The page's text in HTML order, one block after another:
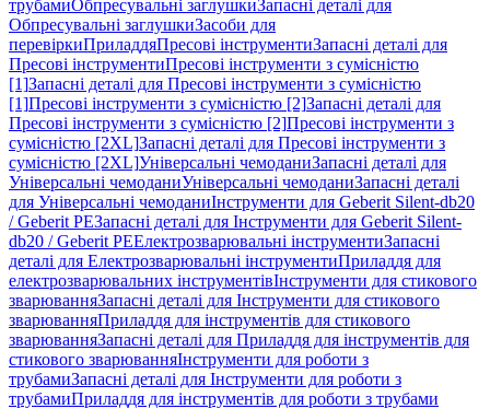
трубамиОбпресувальні заглушкиЗапасні деталі для
Обпресувальні заглушкиЗасоби для
перевіркиПриладдяПресові інструментиЗапасні деталі для
Пресові інструментиПресові інструменти з сумісністю
[1]Запасні деталі для Пресові інструменти з сумісністю
[1]Пресові інструменти з сумісністю [2]Запасні деталі для
Пресові інструменти з сумісністю [2]Пресові інструменти з
сумісністю [2XL]Запасні деталі для Пресові інструменти з
сумісністю [2XL]Універсальні чемоданиЗапасні деталі для
Універсальні чемоданиУніверсальні чемоданиЗапасні деталі
для Універсальні чемоданиІнструменти для Geberit Silent-db20
/ Geberit PEЗапасні деталі для Інструменти для Geberit Silent-
db20 / Geberit PEЕлектрозварювальні інструментиЗапасні
деталі для Електрозварювальні інструментиПриладдя для
електрозварювальних інструментівІнструменти для стикового
зварюванняЗапасні деталі для Інструменти для стикового
зварюванняПриладдя для інструментів для стикового
зварюванняЗапасні деталі для Приладдя для інструментів для
стикового зварюванняІнструменти для роботи з
трубамиЗапасні деталі для Інструменти для роботи з
трубамиПриладдя для інструментів для роботи з трубами